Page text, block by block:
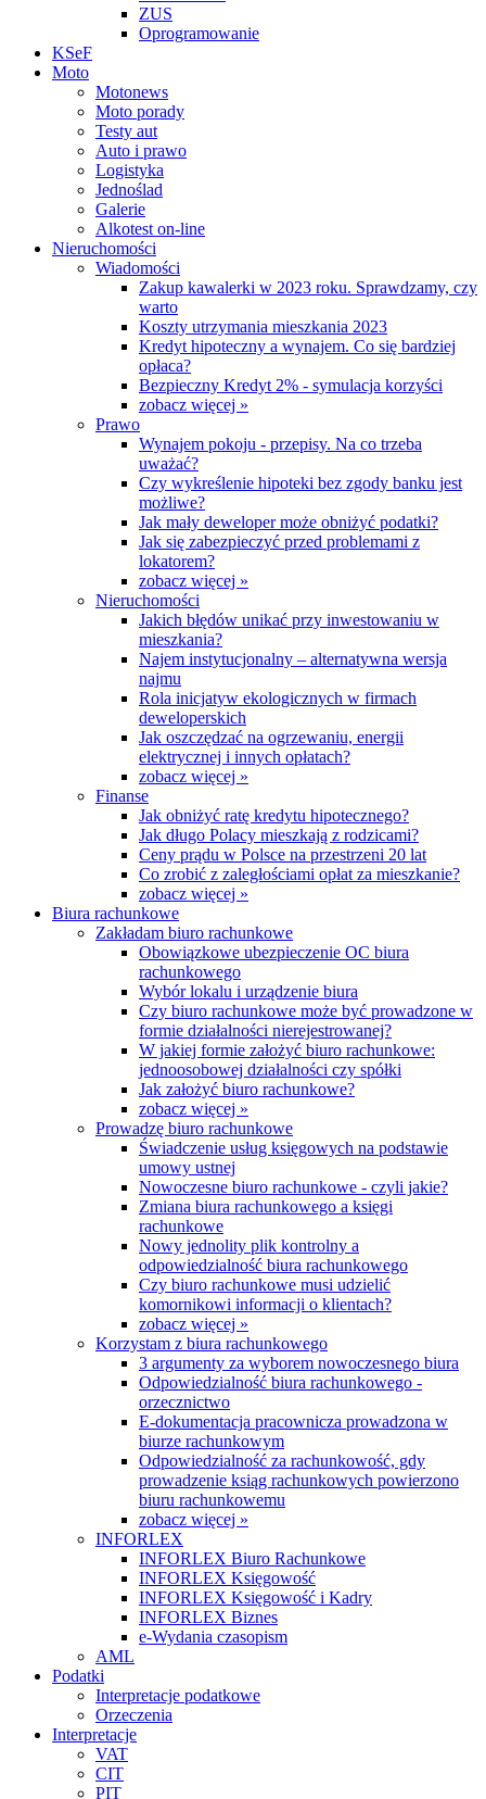
ZUS
Oprogramowanie
KSeF
Moto
Motonews
Moto porady
Testy aut
Auto i prawo
Logistyka
Jednoślad
Galerie
Alkotest on-line
Nieruchomości
Wiadomości
Zakup kawalerki w 2023 roku. Sprawdzamy, czy
warto
Koszty utrzymania mieszkania 2023
Kredyt hipoteczny a wynajem. Co się bardziej
opłaca?
Bezpieczny Kredyt 2% - symulacja korzyści
zobacz więcej »
Prawo
Wynajem pokoju - przepisy. Na co trzeba
uważać?
Czy wykreślenie hipoteki bez zgody banku jest
możliwe?
Jak mały deweloper może obniżyć podatki?
Jak się zabezpieczyć przed problemami z
lokatorem?
zobacz więcej »
Nieruchomości
Jakich błędów unikać przy inwestowaniu w
mieszkania?
Najem instytucjonalny – alternatywna wersja
najmu
Rola inicjatyw ekologicznych w firmach
deweloperskich
Jak oszczędzać na ogrzewaniu, energii
elektrycznej i innych opłatach?
zobacz więcej »
Finanse
Jak obniżyć ratę kredytu hipotecznego?
Jak długo Polacy mieszkają z rodzicami?
Ceny prądu w Polsce na przestrzeni 20 lat
Co zrobić z zaległościami opłat za mieszkanie?
zobacz więcej »
Biura rachunkowe
Zakładam biuro rachunkowe
Obowiązkowe ubezpieczenie OC biura
rachunkowego
Wybór lokalu i urządzenie biura
Czy biuro rachunkowe może być prowadzone w
formie działalności nierejestrowanej?
W jakiej formie założyć biuro rachunkowe:
jednoosobowej działalności czy spółki
Jak założyć biuro rachunkowe?
zobacz więcej »
Prowadzę biuro rachunkowe
Świadczenie usług księgowych na podstawie
umowy ustnej
Nowoczesne biuro rachunkowe - czyli jakie?
Zmiana biura rachunkowego a księgi
rachunkowe
Nowy jednolity plik kontrolny a
odpowiedzialność biura rachunkowego
Czy biuro rachunkowe musi udzielić
komornikowi informacji o klientach?
zobacz więcej »
Korzystam z biura rachunkowego
3 argumenty za wyborem nowoczesnego biura
Odpowiedzialność biura rachunkowego -
orzecznictwo
E-dokumentacja pracownicza prowadzona w
biurze rachunkowym
Odpowiedzialność za rachunkowość, gdy
prowadzenie ksiąg rachunkowych powierzono
biuru rachunkowemu
zobacz więcej »
INFORLEX
INFORLEX Biuro Rachunkowe
INFORLEX Księgowość
INFORLEX Księgowość i Kadry
INFORLEX Biznes
e-Wydania czasopism
AML
Podatki
Interpretacje podatkowe
Orzeczenia
Interpretacje
VAT
CIT
PIT